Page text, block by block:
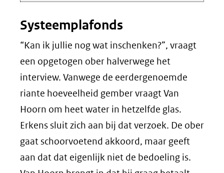
Systeemplafonds
“Kan ik jullie nog wat inschenken?”, vraagt
een opgetogen ober halverwege het
interview. Vanwege de eerdergenoemde
riante hoeveelheid gember vraagt Van
Hoorn om heet water in hetzelfde glas.
Erkens sluit zich aan bij dat verzoek. De ober
gaat schoorvoetend akkoord, maar geeft
aan dat dat eigenlijk niet de bedoeling is.